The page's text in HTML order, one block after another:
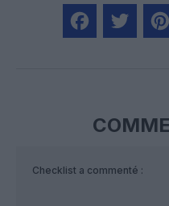
Checklist a commenté :